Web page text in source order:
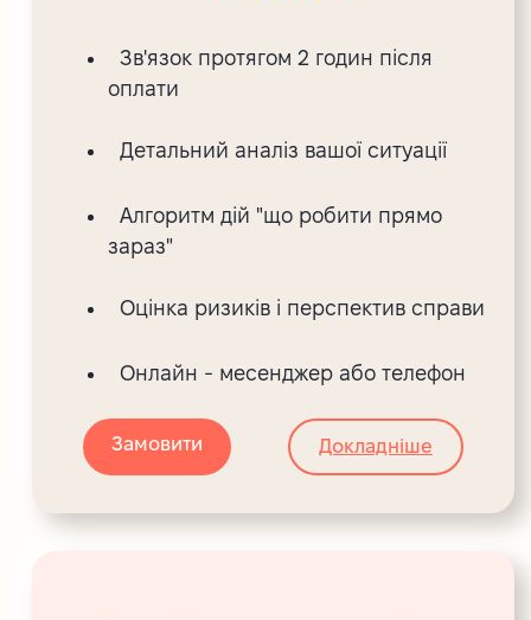
Зв'язок протягом 2 годин після
оплати
Детальний аналіз вашої ситуації
Алгоритм дій "що робити прямо
зараз"
Оцінка ризиків і перспектив справи
Онлайн - месенджер або телефон
Замовити Докладніше